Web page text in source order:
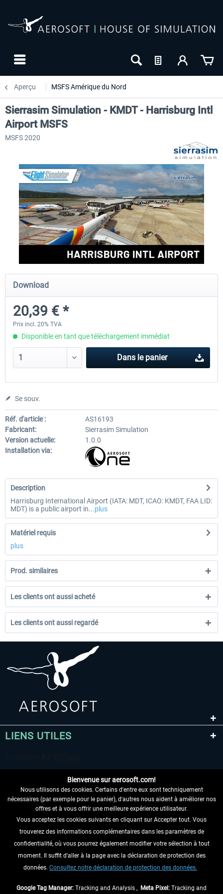
Aperçu MSFS Amérique du Nord
FSDG - Greenland Kulusuk MSFS Aerosoft Airport
Sierrasim Simulation - KMDT - Harrisburg Intl
Airport MSFS
MSFS 2020
Download
20,39 € *
Prix incl. 20% TVA
Disponible en tant que téléchargement immédiat
Dans le panier
Se souv.
Réf. d'article :
AS16193
Fabricant:
Sierrasim Simulation
Version actuelle:
1.0.0
Installation via:
Description
Harrisburg International Airport (IATA: MDT, ICAO: KMDT, FAA LID:
MDT) is a public airport in...plus
Matériel requis
plus
Prod. similaires
Les clients ont aussi acheté
Les clients ont aussi regardé
LIENS UTILES
RENONCER AU CONTRAT ICI
INFORMATIONS
NE MANQUEZ PAS LES DERNIÈRES
Bienvenue sur aerosoft.com!
Nous utilisons des cookies. Certains d'entre eux sont techniquement
nécessaires (par exemple pour le panier), d'autres nous aident à améliorer nos
offres et à vous offrir une meilleure expérience utilisateur.
Vous acceptez les cookies suivants en cliquant sur Accepter tout. Vous
trouverez des informations complémentaires dans les paramètres de
confidentialité, où vous pourrez également modifier votre sélection à tout
moment. Il suffit d'aller à la page avec la déclaration de protection des
données. Consultez notre déclaration de protection des données.
Google Tag Manager: Tracking and Analysis , Meta Pixel: Tracking and